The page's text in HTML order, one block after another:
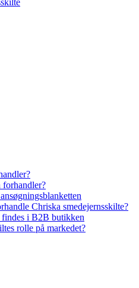
Chriska smedejernsskilte?
i B2B butikken
rolle på markedet?